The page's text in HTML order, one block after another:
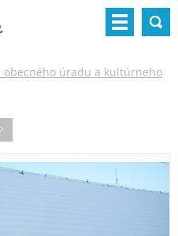
obecného úradu a kultúrneho